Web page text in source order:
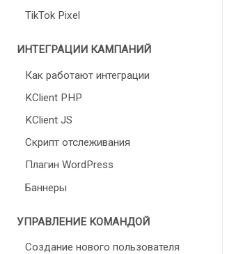
TikTok Pixel
ИНТЕГРАЦИИ КАМПАНИЙ
Как работают интеграции
KClient PHP
KClient JS
Скрипт отслеживания
Плагин WordPress
Баннеры
УПРАВЛЕНИЕ КОМАНДОЙ
Создание нового пользователя